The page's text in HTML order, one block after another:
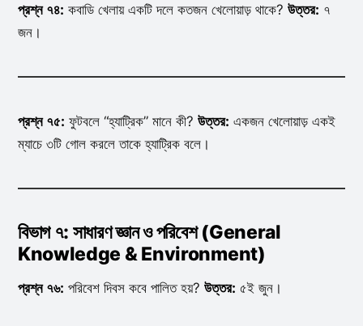
প্রশ্ন ৭৪: কবাডি খেলায় একটি দলে কতজন খেলোয়াড় থাকে? উত্তর: ৭
জন।
প্রশ্ন ৭৫: ফুটবলে “হ্যাট্রিক” মানে কী? উত্তর: একজন খেলোয়াড় একই
ম্যাচে ৩টি গোল করলে তাকে হ্যাট্রিক বলে।
বিভাগ ৭: সাধারণ জ্ঞান ও পরিবেশ (General
Knowledge & Environment)
প্রশ্ন ৭৬: পরিবেশ দিবস কবে পালিত হয়? উত্তর: ৫ই জুন।